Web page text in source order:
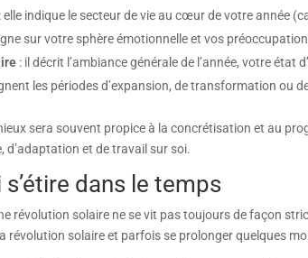
: elle indique le secteur de vie au cœur de votre année
sur votre sphère émotionnelle et vos
: il décrit l’ambiance générale de l’année, votre
les périodes d’expansion, de transformation ou
sera souvent propice à la concrétisation et au
d’adaptation et de travail sur soi.
dans le temps
révolution solaire ne se vit pas toujours de façon
révolution solaire et parfois se prolonger quelques